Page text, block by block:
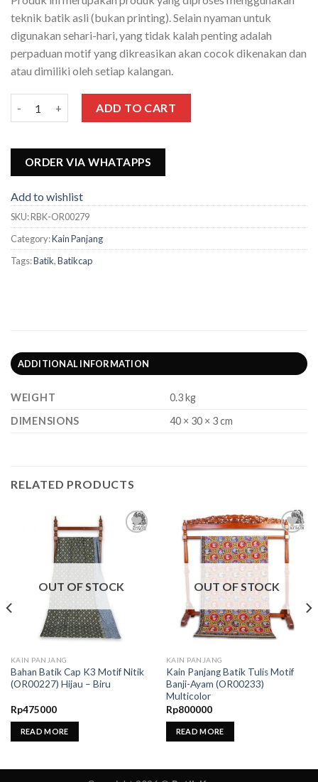
teknik batik asli (bukan printing). Selain nyaman untuk
digunakan sehari-hari, yang tidak kalah penting adalah
perpaduan motif yang dikreasikan akan cocok dikenakan dan
atau dimiliki oleh setiap kalangan.
ADD TO CART
ORDER VIA WHATAPPS
Add to wishlist
SKU:RBK-OR00279
Category:Kain Panjang
Tags:Batik,Batikcap
ADDITIONAL INFORMATION
WEIGHT
0.3 kg
DIMENSIONS
40 × 30 × 3 cm
RELATED PRODUCTS
OUT OF STOCK
KAIN PANJANG
Bahan Batik Cap K3 Motif Nitik
(OR00227) Hijau – Biru
Rp475000
READ MORE
Add to
wishlist
OUT OF STOCK
KAIN PANJANG
Kain Panjang Batik Tulis Motif
Banji-Ayam (OR00233)
Multicolor
Rp800000
READ MORE